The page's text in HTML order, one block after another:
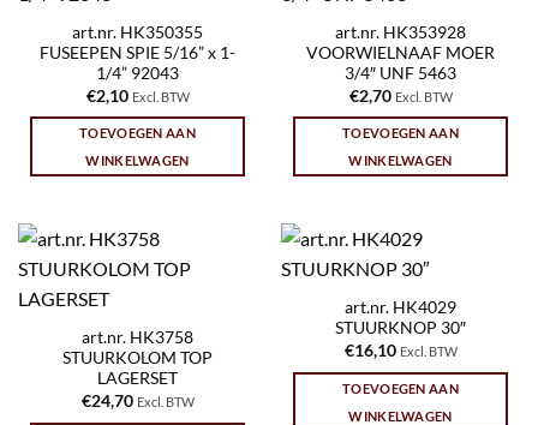
art.nr. HK350355
FUSEEPEN SPIE 5/16” x 1-
1/4” 92043
€2,10 Excl. BTW
TOEVOEGEN AAN
WINKELWAGEN
art.nr. HK353928
VOORWIELNAAF MOER
3/4″ UNF 5463
€2,70 Excl. BTW
TOEVOEGEN AAN
WINKELWAGEN
art.nr. HK3758
STUURKOLOM TOP
LAGERSET
€24,70 Excl. BTW
art.nr. HK4029
STUURKNOP 30″
€16,10 Excl. BTW
TOEVOEGEN AAN
WINKELWAGEN